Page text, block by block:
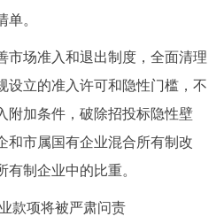
。
场准入和退出制度，全面清理
设立的准入许可和隐性门槛，不
附加条件，破除招投标隐性壁
和市属国有企业混合所有制改
制企业中的比重。
款项将被严肃问责